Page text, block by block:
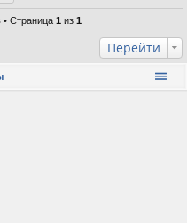
• Страница 1 из 1
Перейти